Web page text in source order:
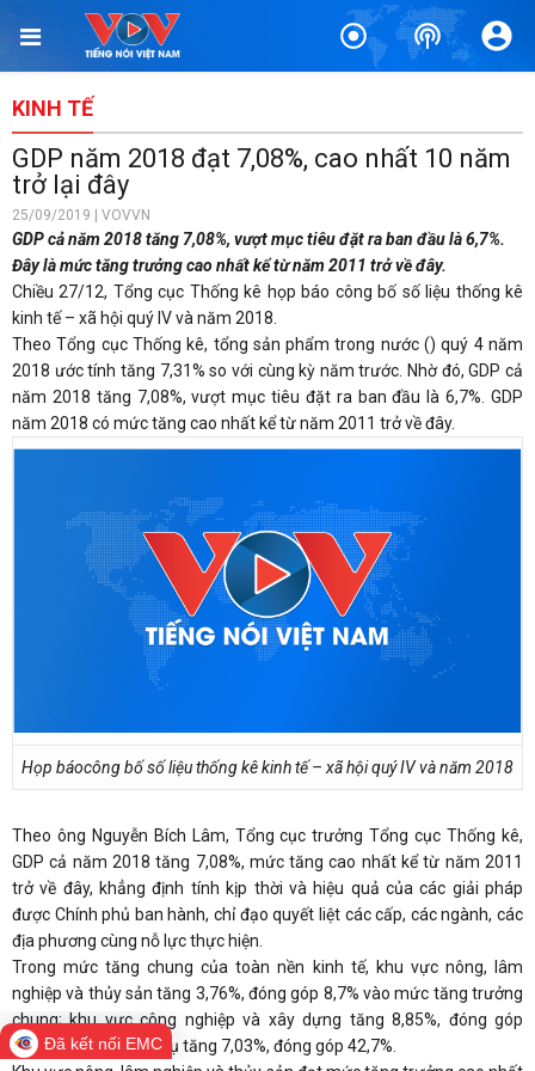
KINH TẾ
GDP năm 2018 đạt 7,08%, cao nhất 10 năm
trở lại đây
25/09/2019 | VOVVN
GDP cả năm 2018 tăng 7,08%, vượt mục tiêu đặt ra ban đầu là 6,7%.
Đây là mức tăng trưởng cao nhất kể từ năm 2011 trở về đây.
Chiều 27/12, Tổng cục Thống kê họp báo công bố số liệu thống kê
kinh tế – xã hội quý IV và năm 2018.
Theo Tổng cục Thống kê, tổng sản phẩm trong nước () quý 4 năm
2018 ước tính tăng 7,31% so với cùng kỳ năm trước. Nhờ đó, GDP cả
năm 2018 tăng 7,08%, vượt mục tiêu đặt ra ban đầu là 6,7%. GDP
năm 2018 có mức tăng cao nhất kể từ năm 2011 trở về đây.
Họp báocông bố số liệu thống kê kinh tế – xã hội quý IV và năm 2018
Theo ông Nguyễn Bích Lâm, Tổng cục trưởng Tổng cục Thống kê,
GDP cả năm 2018 tăng 7,08%, mức tăng cao nhất kể từ năm 2011
trở về đây, khẳng định tính kịp thời và hiệu quả của các giải pháp
được Chính phủ ban hành, chỉ đạo quyết liệt các cấp, các ngành, các
địa phương cùng nỗ lực thực hiện.
Trong mức tăng chung của toàn nền kinh tế, khu vực nông, lâm
nghiệp và thủy sản tăng 3,76%, đóng góp 8,7% vào mức tăng trưởng
chung; khu vực công nghiệp và xây dựng tăng 8,85%, đóng góp
48,6%; khu vực dịch vụ tăng 7,03%, đóng góp 42,7%.
Đã kết nối EMC